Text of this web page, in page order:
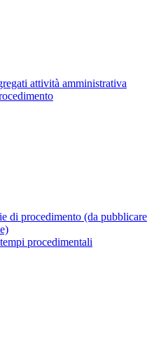
attività amministrativa
di procedimento (da pubblicare
procedimentali